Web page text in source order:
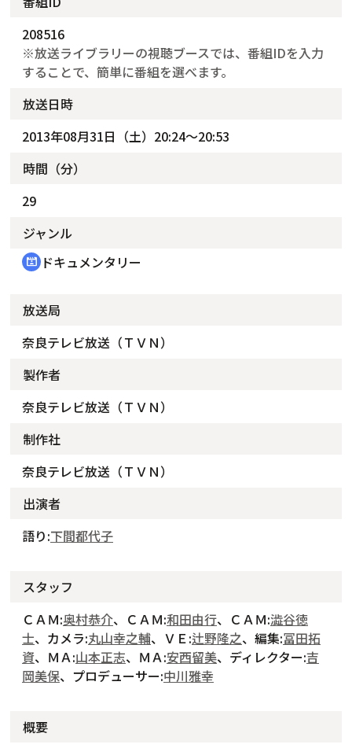
208516
※放送ライブラリーの視聴ブースでは、番組IDを入力
することで、簡単に番組を選べます。
放送日時
2013年08月31日（土）20:24～20:53
時間（分）
29
ジャンル
cinematic_blur ドキュメンタリー
放送局
奈良テレビ放送（ＴＶＮ）
製作者
奈良テレビ放送（ＴＶＮ）
制作社
奈良テレビ放送（ＴＶＮ）
出演者
語り:下間都代子
スタッフ
ＣＡＭ:奥村恭介、ＣＡＭ:和田由行、ＣＡＭ:澁谷徳
士、カメラ:丸山幸之輔、ＶＥ:辻野隆之、編集:冨田拓
資、ＭＡ:山本正志、ＭＡ:安西留美、ディレクター:吉
岡美保、プロデューサー:中川雅幸
概要